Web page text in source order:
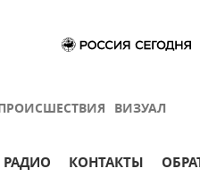
ВИЗУАЛ
РАДИО КОНТАКТЫ